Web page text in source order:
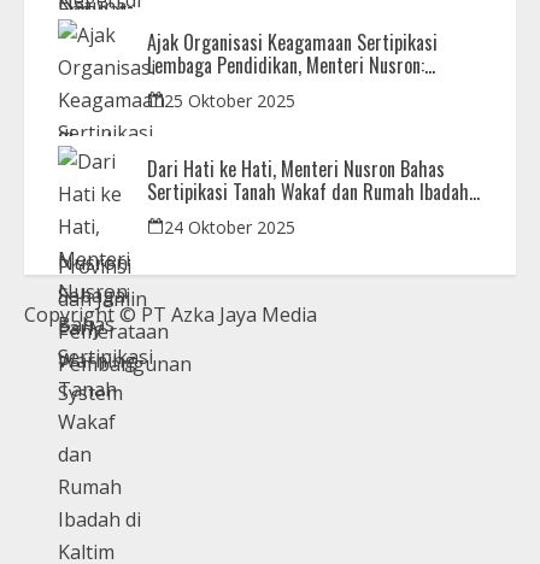
Ajak Organisasi Keagamaan Sertipikasi
Lembaga Pendidikan, Menteri Nusron:
Sebagai Early Warning System
25 Oktober 2025
Dari Hati ke Hati, Menteri Nusron Bahas
Sertipikasi Tanah Wakaf dan Rumah Ibadah
di Kaltim
24 Oktober 2025
Copyright © PT Azka Jaya Media